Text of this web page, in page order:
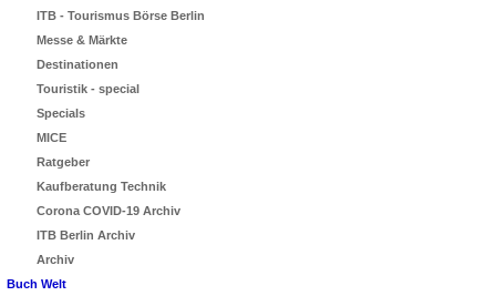
ITB - Tourismus Börse Berlin
Messe & Märkte
Destinationen
Touristik - special
Specials
MICE
Ratgeber
Kaufberatung Technik
Corona COVID-19 Archiv
ITB Berlin Archiv
Archiv
Buch Welt